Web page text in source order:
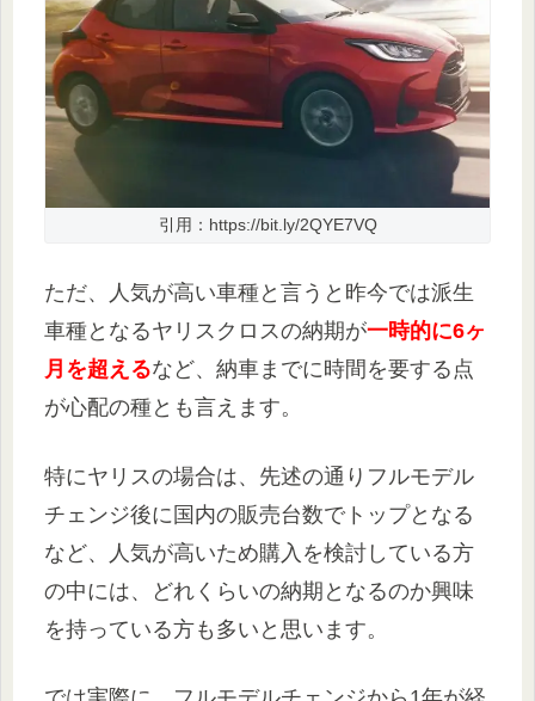
引用：https://bit.ly/2QYE7VQ
ただ、人気が高い車種と言うと昨今では派生
車種となるヤリスクロスの納期が一時的に6ヶ
月を超えるなど、納車までに時間を要する点
が心配の種とも言えます。
特にヤリスの場合は、先述の通りフルモデル
チェンジ後に国内の販売台数でトップとなる
など、人気が高いため購入を検討している方
の中には、どれくらいの納期となるのか興味
を持っている方も多いと思います。